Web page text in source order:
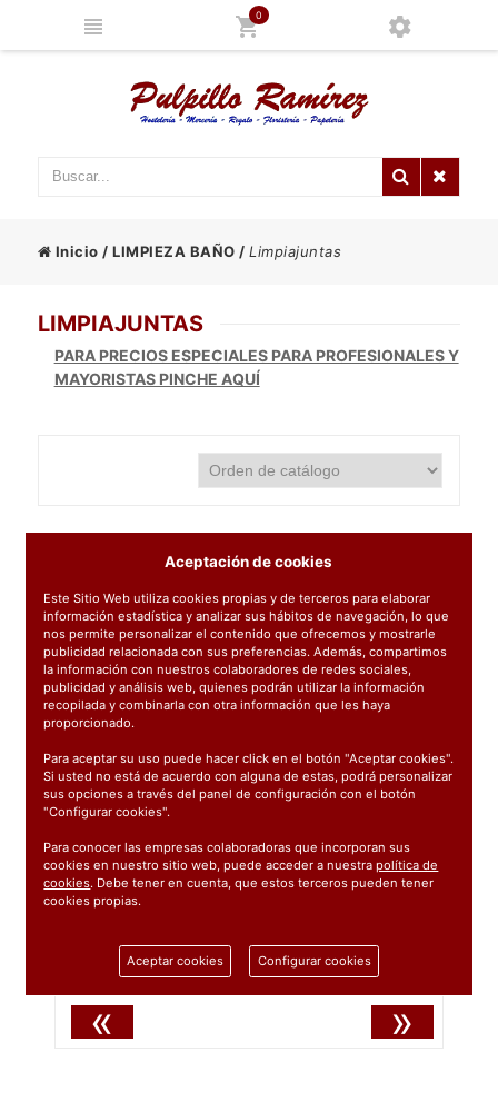
0
Inicio /LIMPIEZA BAÑO /Limpiajuntas
LIMPIAJUNTAS
PARA PRECIOS ESPECIALES PARA PROFESIONALES Y
MAYORISTAS PINCHE AQUÍ
10191606: LIMPIADOR DE JUNTAS 1L KIRIKO
ARTICULO PROFESIONAL,
CONSULTAR
Mostrando 1 - 1 de 1 producto(s).
« »
Aceptación de cookies
Este Sitio Web utiliza cookies propias y de terceros para elaborar
información estadística y analizar sus hábitos de navegación, lo que
nos permite personalizar el contenido que ofrecemos y mostrarle
publicidad relacionada con sus preferencias. Además, compartimos
la información con nuestros colaboradores de redes sociales,
publicidad y análisis web, quienes podrán utilizar la información
recopilada y combinarla con otra información que les haya
proporcionado.
Para aceptar su uso puede hacer click en el botón "Aceptar cookies".
Si usted no está de acuerdo con alguna de estas, podrá personalizar
sus opciones a través del panel de configuración con el botón
"Configurar cookies".
Para conocer las empresas colaboradoras que incorporan sus
cookies en nuestro sitio web, puede acceder a nuestrapolítica de
cookies. Debe tener en cuenta, que estos terceros pueden tener
cookies propias.
Aceptar cookies Configurar cookies